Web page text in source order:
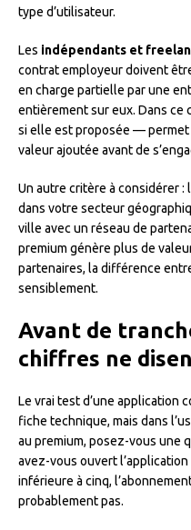
type d’utilisateur.
Les indépendants et
contrat employeur doivent
en charge partielle par une
entièrement sur eux. Dans ce
si elle est proposée —
valeur ajoutée avant de
Un autre critère à considérer
dans votre secteur
ville avec un réseau de
premium génère plus de
partenaires, la différence
sensiblement.
Avant de
chiffres ne
Le vrai test d’une application
fiche technique, mais dans
au premium, posez-vous une
avez-vous ouvert
inférieure à cinq,
probablement pas.